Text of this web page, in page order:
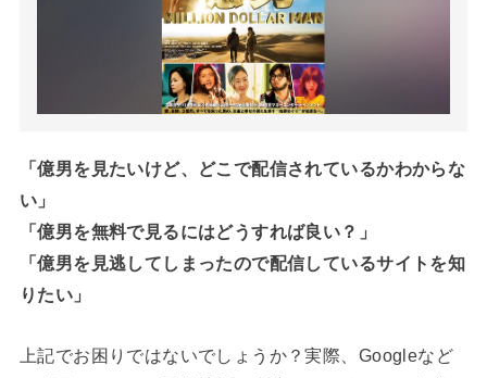
「億男を見たいけど、どこで配信されているかわからな
い」
「億男を無料で見るにはどうすれば良い？」
「億男を見逃してしまったので配信しているサイトを知
りたい」
上記でお困りではないでしょうか？実際、Googleなど